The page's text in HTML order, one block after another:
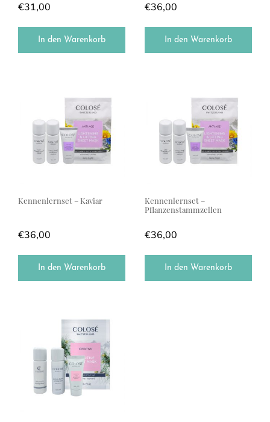
€31,00
In den Warenkorb
€36,00
In den Warenkorb
Kennenlernset – Kaviar
€36,00
In den Warenkorb
Kennenlernset –
Pflanzenstammzellen
€36,00
In den Warenkorb